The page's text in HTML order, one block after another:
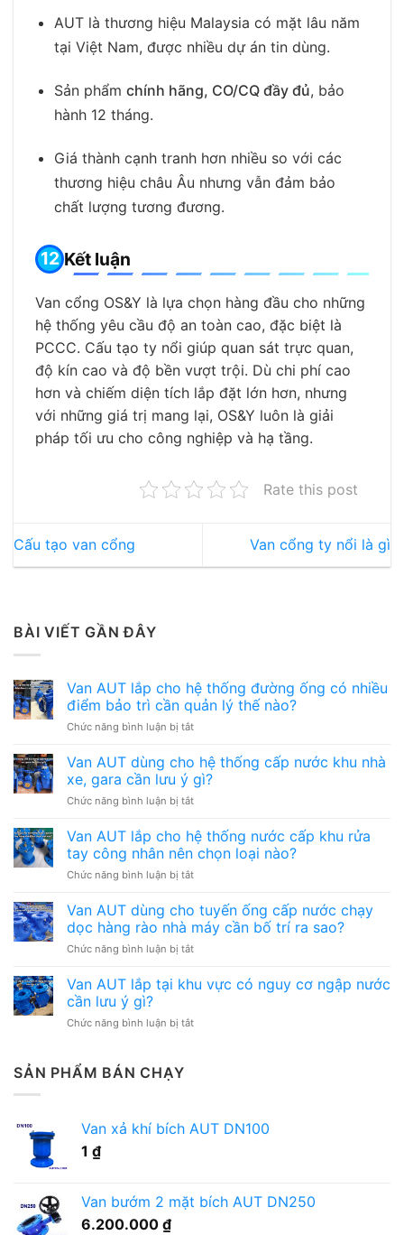
AUT là thương hiệu Malaysia có mặt lâu năm
tại Việt Nam, được nhiều dự án tin dùng.
Sản phẩm chính hãng, CO/CQ đầy đủ, bảo
hành 12 tháng.
Giá thành cạnh tranh hơn nhiều so với các
thương hiệu châu Âu nhưng vẫn đảm bảo
chất lượng tương đương.
Kết luận
Van cổng OS&Y là lựa chọn hàng đầu cho những
hệ thống yêu cầu độ an toàn cao, đặc biệt là
PCCC. Cấu tạo ty nổi giúp quan sát trực quan,
độ kín cao và độ bền vượt trội. Dù chi phí cao
hơn và chiếm diện tích lắp đặt lớn hơn, nhưng
với những giá trị mang lại, OS&Y luôn là giải
pháp tối ưu cho công nghiệp và hạ tầng.
Rate this post
Cấu tạo van cổng Van cổng ty nổi là gì
BÀI VIẾT GẦN ĐÂY
Van AUT lắp cho hệ thống đường ống có nhiều
điểm bảo trì cần quản lý thế nào?
Chức năng bình luận bị tắtở
AUT
lắp
cho
hệ
đường
ống
có
nhiều
bảo
trì
quản
thế
Van AUT dùng cho hệ thống cấp nước khu nhà
xe, gara cần lưu ý gì?
Chức năng bình luận bị tắtở
AUT
dùng
cho
hệ
cấp
nước
khu
nhà
gara
ý
Van AUT lắp cho hệ thống nước cấp khu rửa
tay công nhân nên chọn loại nào?
Chức năng bình luận bị tắtở
AUT
lắp
cho
hệ
nước
rửa
nào?
Van AUT dùng cho tuyến ống cấp nước chạy
dọc hàng rào nhà máy cần bố trí ra sao?
Chức năng bình luận bị tắtở
dùng
tuyến
rào
trí
Van AUT lắp tại khu vực có nguy cơ ngập nước
cần lưu ý gì?
Chức năng bình luận bị tắtở
có
cần
SẢN PHẨM BÁN CHẠY
Van xả khí bích AUT DN100
1 ₫
Van bướm 2 mặt bích AUT DN250
6.200.000 ₫